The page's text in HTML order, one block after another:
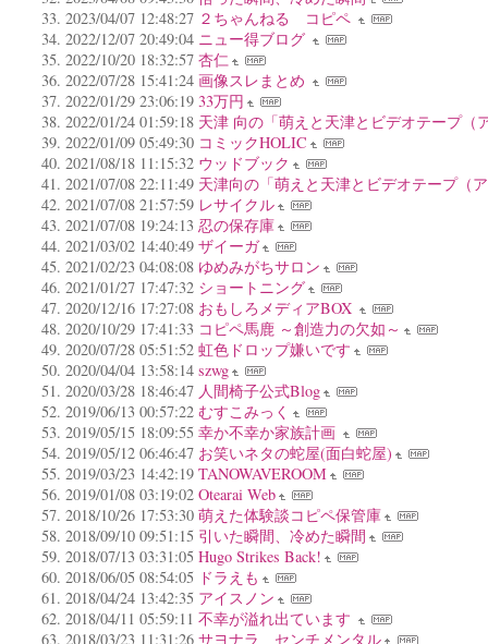
2023/04/07 12:48:27 ２ちゃんねる コピペ
2022/12/07 20:49:04 ニュー得ブログ
2022/10/20 18:32:57 杏仁
2022/07/28 15:41:24 画像スレまとめ
2022/01/29 23:06:19 33万円
2022/01/24 01:59:18 天津 向の「萌えと天津とビデオテープ（
2022/01/09 05:49:30 コミックHOLIC
2021/08/18 11:15:32 ウッドブック
2021/07/08 22:11:49 天津向の「萌えと天津とビデオテープ（
2021/07/08 21:57:59 レサイクル
2021/07/08 19:24:13 忍の保存庫
2021/03/02 14:40:49 ザイーガ
2021/02/23 04:08:08 ゆめみがちサロン
2021/01/27 17:47:32 ショートニング
2020/12/16 17:27:08 おもしろメディアBOX
2020/10/29 17:41:33 コピペ馬鹿 ～創造力の欠如～
2020/07/28 05:51:52 虹色ドロップ嫌いです
2020/04/04 13:58:14 szwg
2020/03/28 18:46:47 人間椅子公式Blog
2019/06/13 00:57:22 むすこみっく
2019/05/15 18:09:55 幸か不幸か家族計画
2019/05/12 06:46:47 お笑いネタの蛇屋(面白蛇屋)
2019/03/23 14:42:19 TANOWAVEROOM
2019/01/08 03:19:02 Otearai Web
2018/10/26 17:53:30 萌えた体験談コピペ保管庫
2018/09/10 09:51:15 引いた瞬間、冷めた瞬間
2018/07/13 03:31:05 Hugo Strikes Back!
2018/06/05 08:54:05 ドラえも
2018/04/24 13:42:35 アイスノン
2018/04/11 05:59:11 不幸が溢れ出ています
2018/03/23 11:31:26 サヨナラ センチメンタル